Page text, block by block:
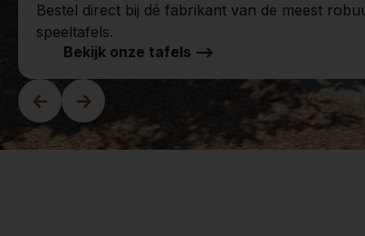
<- ->
Bestel direct bij dé fabrikant van de meest
speeltafels.
Bekijk onze tafels -->